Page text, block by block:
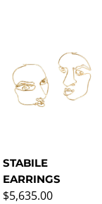
STABILE
EARRINGS
Precio normal
$5,635.00